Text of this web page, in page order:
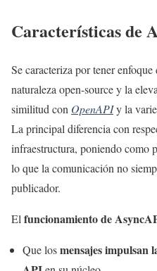
Características de
Se caracteriza por tener enfoque
naturaleza open-source y la
similitud con OpenAPIy la
La principal diferencia con
infraestructura, poniendo como
lo que la comunicación no
publicador.
El funcionamiento de
Que losmensajes impulsan